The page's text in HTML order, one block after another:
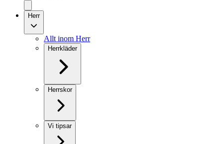
Herr
Allt inom Herr
Herrkläder
Herrskor
Vi tipsar